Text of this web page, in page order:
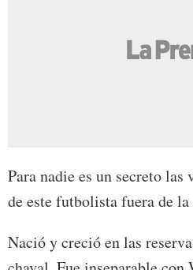
Para nadie es un secreto las
de este futbolista fuera de la
Nació y creció en las